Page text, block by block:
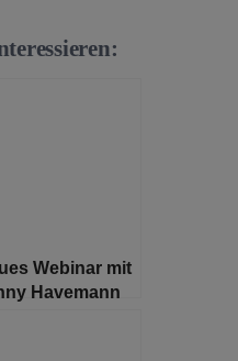
Webinar mit
Havemann